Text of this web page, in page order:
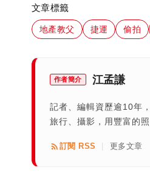
文章標籤
地產教父 捷運 偷拍
作者簡介 江孟謙
記者、編輯資歷逾10年
旅行、攝影，用豐富的
訂閱 RSS 更多文章